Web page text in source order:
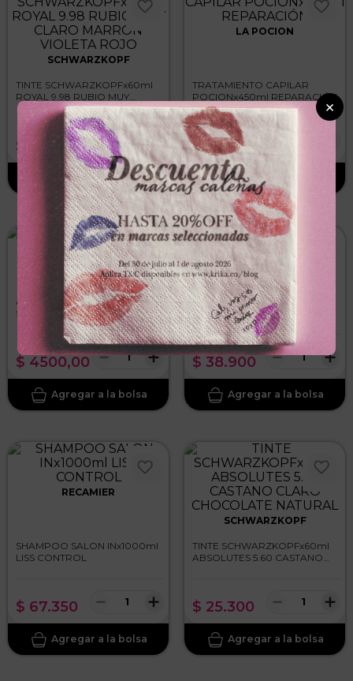
SCHWARZKOPF
TINTE SCHWARZKOPFx60ml
ROYAL 9.98 RUBIO MUY
CLARO MARRON VIOLETA
ROJO
$ 25 300 ＋
－
LA POCION
TRATAMIENTO CAPILAR
POCIONx450ml REPARACIÓN
$ 38.900 －
LEHIT
AMPOLLETA LEHITx13ml
SEMILLAS DE LINO AZUL
$ 4500,00 ＋
－
LA POCION
CREMA PEINAR
POCIONx450ml TONGOLÉ
RIZOS
$ 38.900 ＋
－
RECAMIER
SHAMPOO SALON INx1000ml
LISS CONTROL
$ 67.350 ＋
－
SCHWARZKOPF
TINTE SCHWARZKOPFx60ml
ABSOLUTES 5.60 CASTANO
$ 25.300 ＋
－
×